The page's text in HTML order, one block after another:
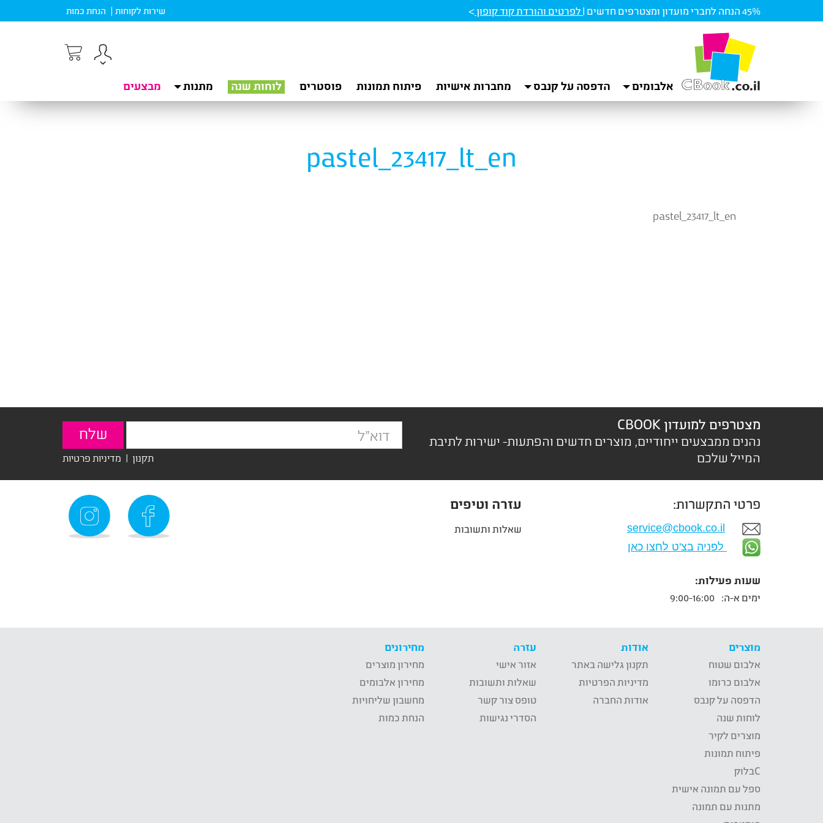
45% הנחה לחברי מועדון ומצטרפים חדשים | לפרטים והורדת קוד קופון> שירות לקוחות הנחת כמות
אלבומים הדפסה על קנבס מחברות אישיות פיתוח תמונות פוסטרים לוחות שנה מתנות מבצעים
pastel_23417_lt_en
pastel_23417_lt_en
מצטרפים למועדון CBOOK
נהנים ממבצעים ייחודיים, מוצרים חדשים והפתעות- ישירות לתיבת
המייל שלכם
תקנון | מדיניות פרטיות
פרטי התקשרות:
service@cbook.co.il
לפניה בצ'ט לחצו כאן
שעות פעילות:
ימים א-ה:
עזרה וטיפים
שאלות ותשובות
מוצרים
אלבום שטוח
אלבום כרומו
הדפסה על קנבס
לוחות שנה
מוצרים לקיר
פיתוח תמונות
Cבלוק
ספל עם תמונה אישית
מתנות עם תמונה
אודות
תקנון גלישה באתר
מדיניות הפרטיות
אודות החברה
עזרה
אזור אישי
שאלות ותשובות
טופס צור קשר
הסדרי נגישות
מחירונים
מחירון מוצרים
מחירון אלבומים
מחשבון שליחויות
הנחת כמות